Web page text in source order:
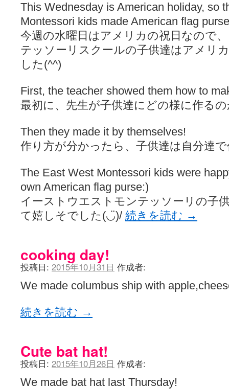
This Wednesday is American holiday, so
Montessori kids made American flag
今週の水曜日はアメリカの祝日なので
テッソーリスクールの子供達はアメリ
した(^^)
First, the teacher showed them how to
最初に、先生が子供達にどの様に作る
Then they made it by themselves!
作り方が分かったら、子供達は自分達
The East West Montessori kids were
own American flag purse:)
イーストウエストモンテッソーリの子
て嬉しそでした(◡̈)/ 続きを読む →
cooking day!
投稿日: 2015年10月31日 作成者:
We made columbus ship with
続きを読む →
Cute bat hat!
投稿日: 2015年10月26日 作成者:
We made bat hat last Thursday!